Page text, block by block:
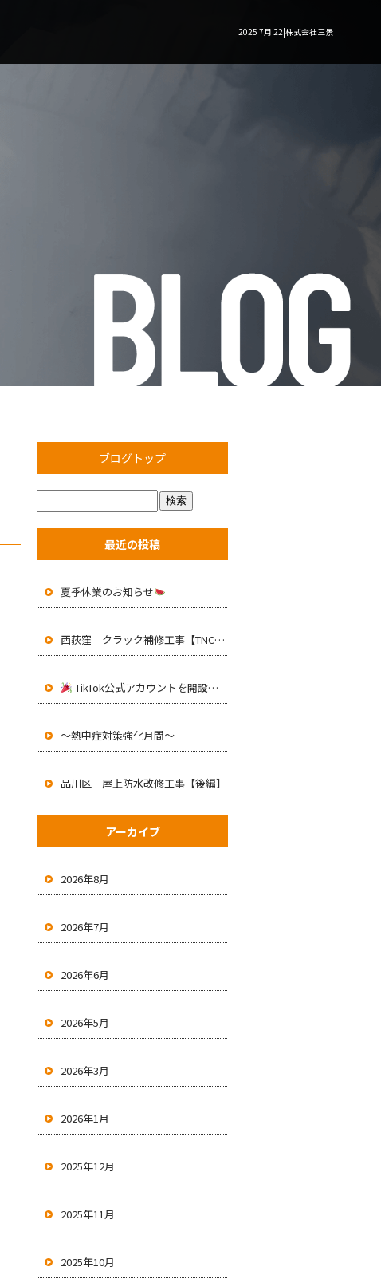
2025 7月 22|株式会社三景
ブログトップ
最近の投稿
夏季休業のお知らせ
西荻窪 クラック補修工事【TNC工法】
TikTok公式アカウントを開設しました！
～熱中症対策強化月間～
品川区 屋上防水改修工事【後編】
アーカイブ
2026年8月
2026年7月
2026年6月
2026年5月
2026年3月
2026年1月
2025年12月
2025年11月
2025年10月